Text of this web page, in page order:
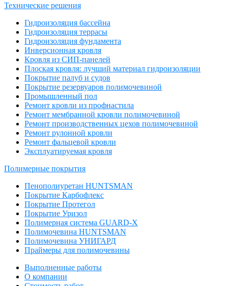
Технические решения
Гидроизоляция бассейна
Гидроизоляция террасы
Гидроизоляция фундамента
Инверсионная кровля
Кровля из СИП-панелей
Плоская кровля: лучший материал гидроизоляции
Покрытие палуб и судов
Покрытие резервуаров полимочевиной
Промышленный пол
Ремонт кровли из профнастила
Ремонт мембранной кровли полимочевиной
Ремонт производственных цехов полимочевиной
Ремонт рулонной кровли
Ремонт фальцевой кровли
Эксплуатируемая кровля
Полимерные покрытия
Пенополиуретан HUNTSMAN
Покрытие Карбофлекс
Покрытие Протегол
Покрытие Уризол
Полимерная система GUARD-X
Полимочевина HUNTSMAN
Полимочевина УНИГАРД
Праймеры для полимочевины
Выполненные работы
О компании